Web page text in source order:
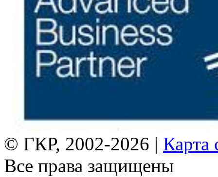
© ГКР, 2002-2026 | Карта
Все права защищены